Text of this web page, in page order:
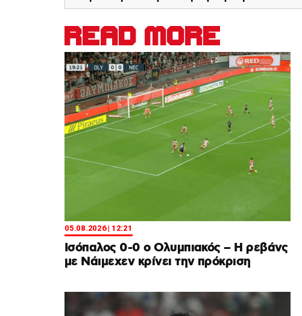
READ MORE
05.08.2026 | 12:21
Ισόπαλος 0-0 ο Ολυμπιακός – Η ρεβάνς
με Νάιμεχεν κρίνει την πρόκριση